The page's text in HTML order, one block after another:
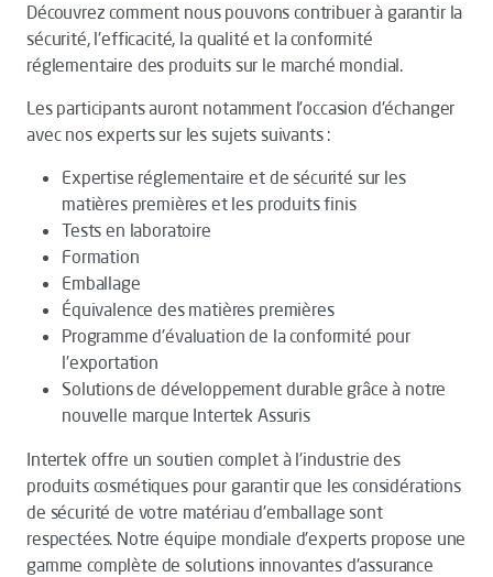
Découvrez comment nous pouvons contribuer à garantir la
sécurité, l'efficacité, la qualité et la conformité
réglementaire des produits sur le marché mondial.
Les participants auront notamment l'occasion d'échanger
avec nos experts sur les sujets suivants :
Expertise réglementaire et de sécurité sur les
matières premières et les produits finis
Tests en laboratoire
Formation
Emballage
Équivalence des matières premières
Programme d'évaluation de la conformité pour
l'exportation
Solutions de développement durable grâce à notre
nouvelle marque Intertek Assuris
Intertek offre un soutien complet à l'industrie des
produits cosmétiques pour garantir que les considérations
de sécurité de votre matériau d'emballage sont
respectées. Notre équipe mondiale d'experts propose une
gamme complète de solutions innovantes d'assurance